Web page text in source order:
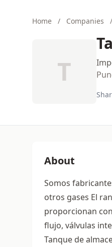
Home / Companies /
T
About
Somos
otros gases El
proporcionan
flujo, válvulas
Tanque de